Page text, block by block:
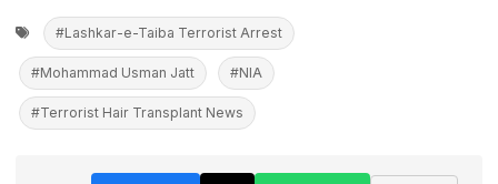
#Lashkar-e-Taiba Terrorist Arrest
#Mohammad Usman Jatt #NIA
#Terrorist Hair Transplant News